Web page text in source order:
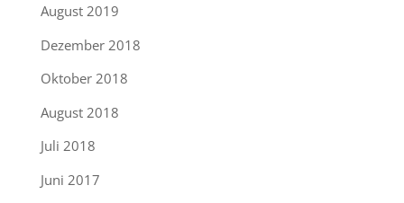
August 2019
Dezember 2018
Oktober 2018
August 2018
Juli 2018
Juni 2017